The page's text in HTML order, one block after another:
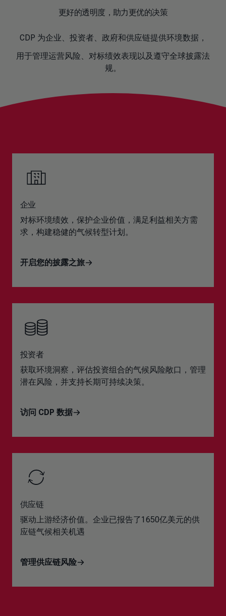
更好的透明度，助力更优的决策
CDP 为企业、投资者、政府和供应链提供环境数据，
用于管理运营风险、对标绩效表现以及遵守全球披露法
规。
企业
对标环境绩效，保护企业价值，满足利益相关方需
求，构建稳健的气候转型计划。
开启您的披露之旅
投资者
获取环境洞察，评估投资组合的气候风险敞口，管理
潜在风险，并支持长期可持续决策。
访问 CDP 数据
供应链
驱动上游经济价值。企业已报告了1650亿美元的供
应链气候相关机遇
管理供应链风险